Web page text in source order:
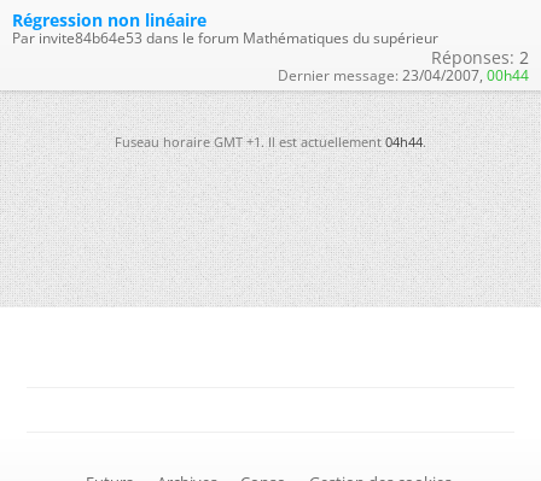
Régression non linéaire
Par invite84b64e53 dans le forum Mathématiques du supérieur
Réponses: 2
Dernier message: 23/04/2007, 00h44
Fuseau horaire GMT +1. Il est actuellement04h44.